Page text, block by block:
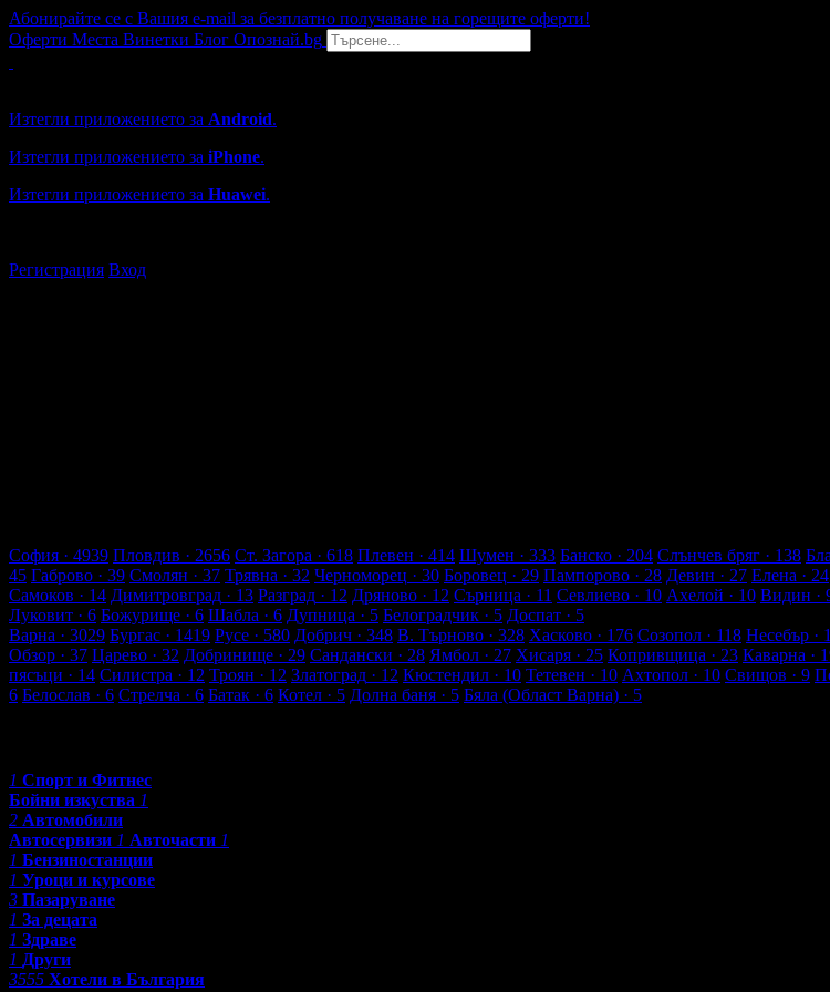
Абонирайте се с Вашия e-mail за безплатно получаване на горещите оферти!
Оферти Места Винетки Блог Опознай.bg
Изтегли приложението за Android.
Изтегли приложението за iPhone.
Изтегли приложението за Huawei.
Регистрация Вход
София · 4939 Пловдив · 2656 Ст. Загора · 618 Плевен · 414 Шумен · 333 Банско · 204 Слънчев бряг · 138
45 Габрово · 39 Смолян · 37 Трявна · 32 Черноморец · 30 Боровец · 29 Пампорово · 28 Девин · 27 Елена · 24
Самоков · 14 Димитровград · 13 Разград · 12 Дряново · 12 Сърница · 11 Севлиево · 10 Ахелой · 10 Видин ·
Луковит · 6 Божурище · 6 Шабла · 6 Дупница · 5 Белоградчик · 5 Доспат · 5
Варна · 3029 Бургас · 1419 Русе · 580 Добрич · 348 В. Търново · 328 Хасково · 176 Созопол · 118 Несебър ·
Обзор · 37 Царево · 32 Добринище · 29 Сандански · 28 Ямбол · 27 Хисаря · 25 Копривщица · 23 Каварна ·
пясъци · 14 Силистра · 12 Троян · 12 Златоград · 12 Кюстендил · 10 Тетевен · 10 Ахтопол · 10 Свищов · 9
6 Белослав · 6 Стрелча · 6 Батак · 6 Котел · 5 Долна баня · 5 Бяла (Област Варна) · 5
1 Спорт и Фитнес
Бойни изкуства 1
2 Автомобили
Автосервизи 1 Авточасти 1
1 Бензиностанции
1 Уроци и курсове
3 Пазаруване
1 За децата
1 Здраве
1 Други
3555 Хотели в България